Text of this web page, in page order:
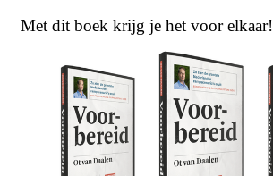
Met dit boek krijg je het voor elkaar!